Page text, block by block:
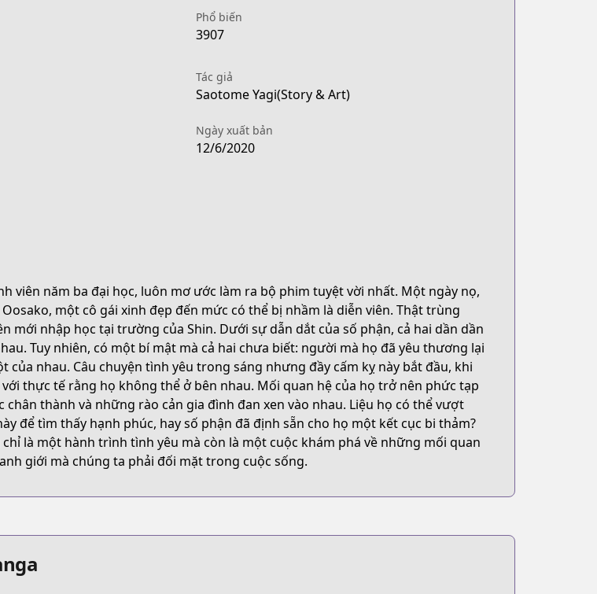
wo-yameta
Phổ biến
3907
Tác giả
Saotome Yagi(Story & Art)
Ngày xuất bản
12/6/2020
viên năm ba đại học, luôn mơ ước làm ra bộ phim tuyệt vời nhất. Một ngày nọ,
một cô gái xinh đẹp đến mức có thể bị nhầm là diễn viên. Thật trùng
mới nhập học tại trường của Shin. Dưới sự dẫn dắt của số phận, cả hai dần dần
Tuy nhiên, có một bí mật mà cả hai chưa biết: người mà họ đã yêu thương lại
của nhau. Câu chuyện tình yêu trong sáng nhưng đầy cấm kỵ này bắt đầu, khi
thực tế rằng họ không thể ở bên nhau. Mối quan hệ của họ trở nên phức tạp
chân thành và những rào cản gia đình đan xen vào nhau. Liệu họ có thể vượt
để tìm thấy hạnh phúc, hay số phận đã định sẵn cho họ một kết cục bi thảm?
chỉ là một hành trình tình yêu mà còn là một cuộc khám phá về những mối quan
giới mà chúng ta phải đối mặt trong cuộc sống.